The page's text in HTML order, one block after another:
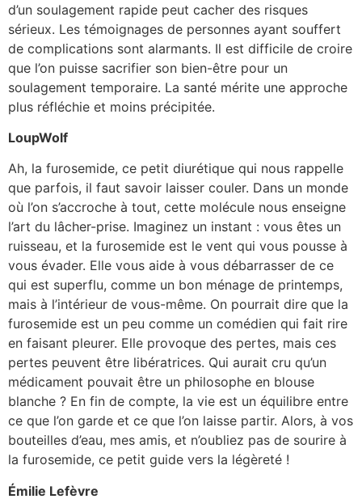
d’un soulagement rapide peut cacher des risques
sérieux. Les témoignages de personnes ayant souffert
de complications sont alarmants. Il est difficile de croire
que l’on puisse sacrifier son bien-être pour un
soulagement temporaire. La santé mérite une approche
plus réfléchie et moins précipitée.
LoupWolf
Ah, la furosemide, ce petit diurétique qui nous rappelle
que parfois, il faut savoir laisser couler. Dans un monde
où l’on s’accroche à tout, cette molécule nous enseigne
l’art du lâcher-prise. Imaginez un instant : vous êtes un
ruisseau, et la furosemide est le vent qui vous pousse à
vous évader. Elle vous aide à vous débarrasser de ce
qui est superflu, comme un bon ménage de printemps,
mais à l’intérieur de vous-même. On pourrait dire que la
furosemide est un peu comme un comédien qui fait rire
en faisant pleurer. Elle provoque des pertes, mais ces
pertes peuvent être libératrices. Qui aurait cru qu’un
médicament pouvait être un philosophe en blouse
blanche ? En fin de compte, la vie est un équilibre entre
ce que l’on garde et ce que l’on laisse partir. Alors, à vos
bouteilles d’eau, mes amis, et n’oubliez pas de sourire à
la furosemide, ce petit guide vers la légèreté !
Émilie Lefèvre